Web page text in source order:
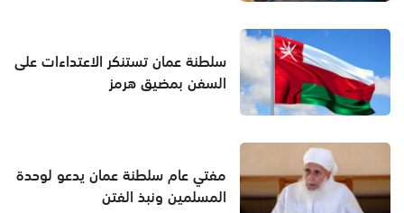
سلطنة عمان تستنكر الاعتداءات على
السفن بمضيق هرمز
مفتي عام سلطنة عمان يدعو لوحدة
المسلمين ونبذ الفتن